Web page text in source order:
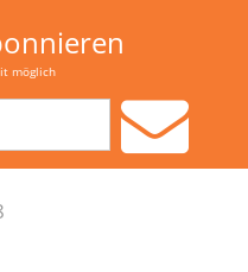
möglich